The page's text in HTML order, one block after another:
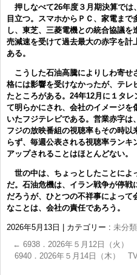
押しなべて26年度３月期決算では
目立つ。スマホからＰＣ、家電ま
し、東芝、三菱電機との統合協議
売減速を受けて過去最大の赤字を
ある。
こうした石油高騰によりしわ寄せ
格には影響を受けなかったが、テレ
たところがある。24年12月に１タ
て明らかにされ、会社のイメージを
いたフジテレビである。営業赤字は
フジの放映番組の視聴率もその時
らず、毎週公表される視聴率ラン
アップされることはほとんどない。
世の中は、ちょっとしたことによ
だ。石油危機は、イラン戦争が停
だろうが、ひとつの不祥事によって
なことは、会社の責任であろう。
2026年5月13日 カテゴリー : 未分類
← 6938．2026年５月12日（火）
6940．2026年５月14日（木）